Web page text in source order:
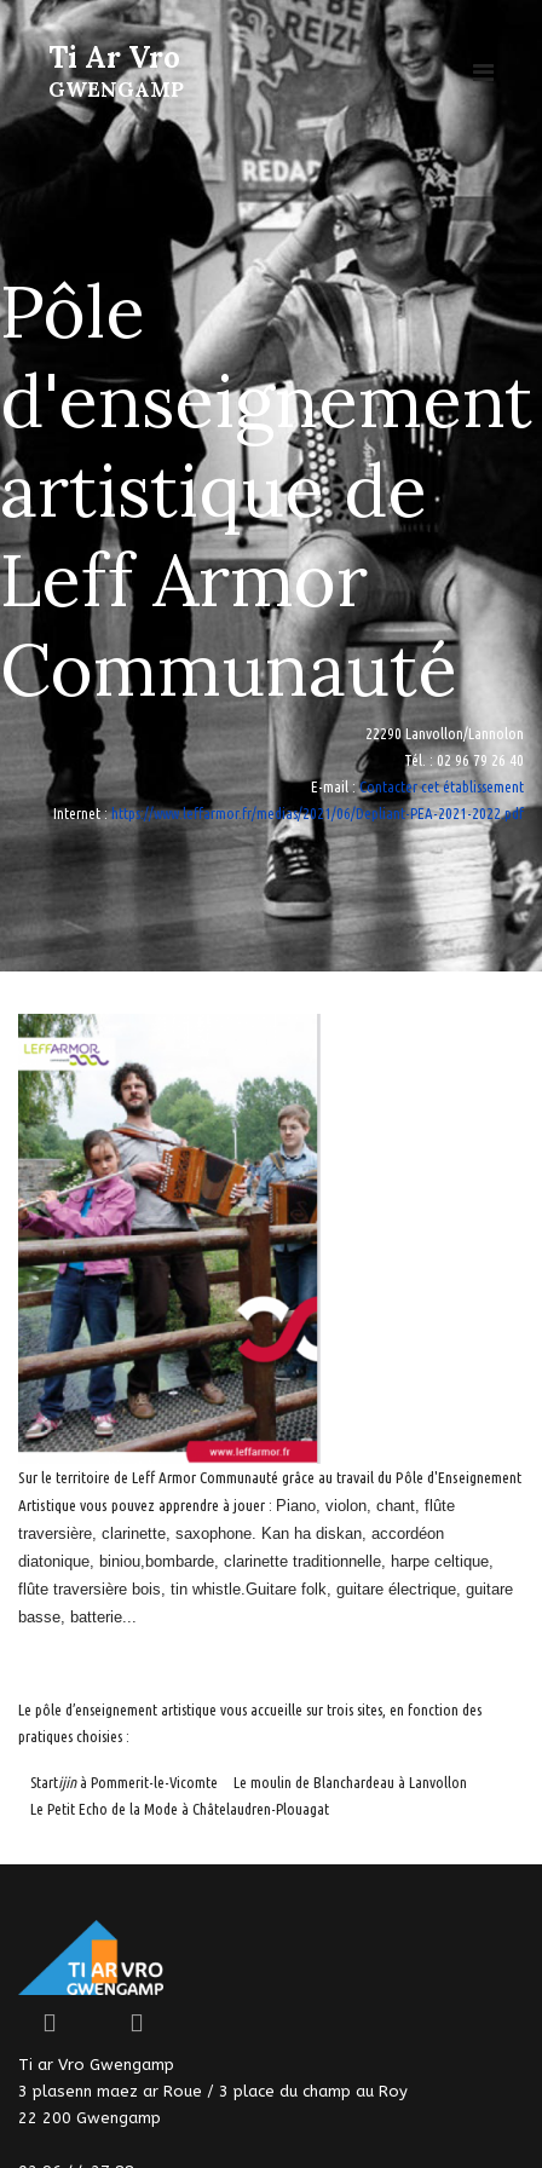
Ti Ar Vro
GWENGAMP
Pôle
d'enseignement
artistique de
Leff Armor
Communauté
22290 Lanvollon/Lannolon
Tél. : 02 96 79 26 40
E-mail :Contacter cet établissement
Internet:https://www.leffarmor.fr/medias/2021/06/Depliant-PEA-2021-2022.pdf
Sur le territoire de Leff Armor Communauté grâce au travail du Pôle d'Enseignement
Artistique vous pouvez apprendre à jouer : Piano, violon, chant, flûte
traversière, clarinette, saxophone. Kan ha diskan, accordéon
diatonique, biniou, bombarde, clarinette traditionnelle, harpe celtique,
flûte traversière bois, tin whistle. Guitare folk, guitare électrique, guitare
basse, batterie...
Le pôle d’enseignement artistique vous accueille sur trois sites, en fonction des
pratiques choisies :
Startijinà Pommerit-le-Vicomte
Le moulin de Blanchardeau à Lanvollon
Le Petit Echo de la Mode à Châtelaudren-Plouagat
Ti ar Vro Gwengamp
3 plasenn maez ar Roue / 3 place du champ au Roy
22 200 Gwengamp